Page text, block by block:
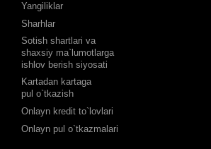
Yangiliklar
Sharhlar
Sotish shartlari va
shaxsiy ma`lumotlarga
ishlov berish siyosati
Kartadan kartaga
pul o`tkazish
Onlayn kredit to`lovlari
Onlayn pul o`tkazmalari